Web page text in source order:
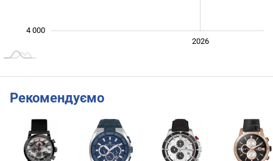
4 000
2026
Рекомендуємо